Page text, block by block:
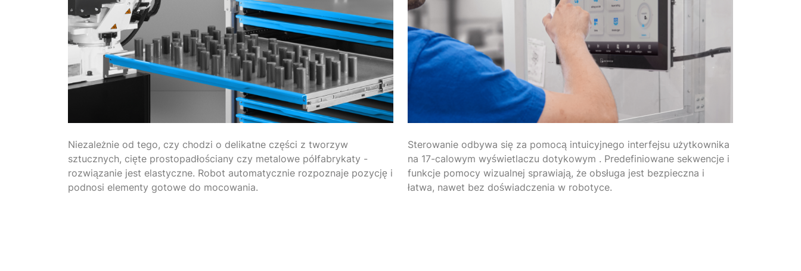
Niezależnie od tego, czy chodzi o delikatne części z tworzyw
sztucznych, cięte prostopadłościany czy metalowe półfabrykaty -
rozwiązanie jest elastyczne. Robot automatycznie rozpoznaje pozycję i
podnosi elementy gotowe do mocowania.
Sterowanie odbywa się za pomocą intuicyjnego interfejsu użytkownika
na 17-calowym wyświetlaczu dotykowym . Predefiniowane sekwencje i
funkcje pomocy wizualnej sprawiają, że obsługa jest bezpieczna i
łatwa, nawet bez doświadczenia w robotyce.